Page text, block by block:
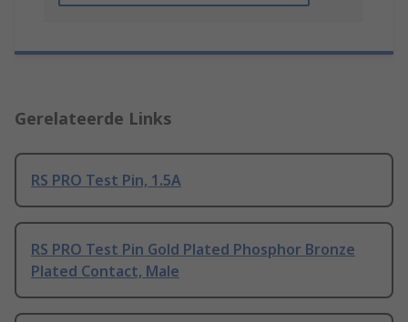
Gerelateerde Links
RS PRO Test Pin, 1.5A
RS PRO Test Pin Gold Plated Phosphor Bronze
Plated Contact, Male